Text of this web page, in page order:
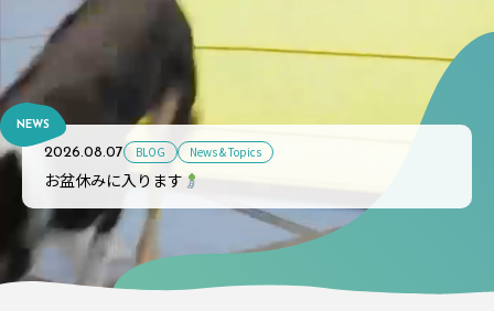
NEWS
2026.08.07 BLOG News & Topics
お盆休みに入ります